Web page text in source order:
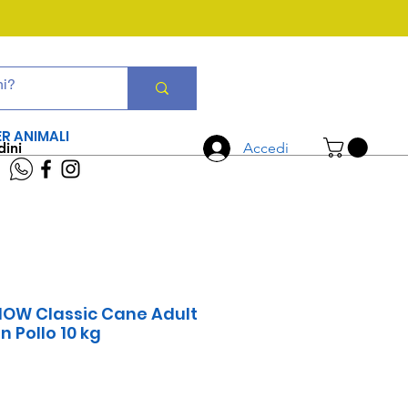
Accedi
ANIMALI
Classic Cane Adult
Pollo 10 kg